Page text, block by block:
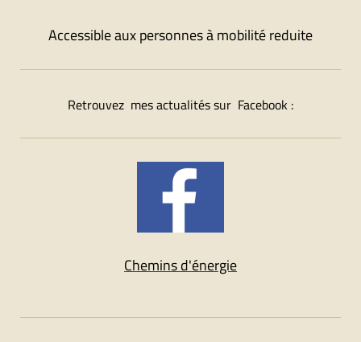
Accessible aux personnes à mobilité reduite
Retrouvez mes actualités sur Facebook :
Chemins d'énergie